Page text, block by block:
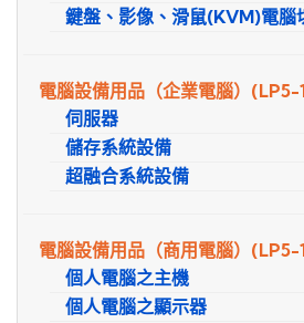
鍵盤、影像、滑鼠(KVM)電腦
電腦設備用品（企業電腦） (LP5-
伺服器
儲存系統設備
超融合系統設備
電腦設備用品（商用電腦） (LP5-
個人電腦之主機
個人電腦之顯示器